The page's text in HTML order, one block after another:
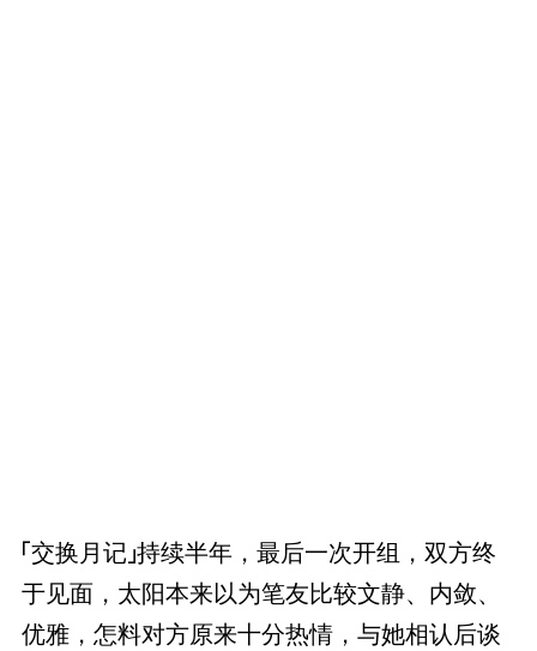
「交换月记」持续半年，最后一次开组，双方终
于见面，太阳本来以为笔友比较文静、内敛、
优雅，怎料对方原来十分热情，与她相认后谈